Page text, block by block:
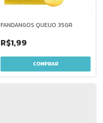
FANDANGOS QUEIJO 35GR
R$1,99